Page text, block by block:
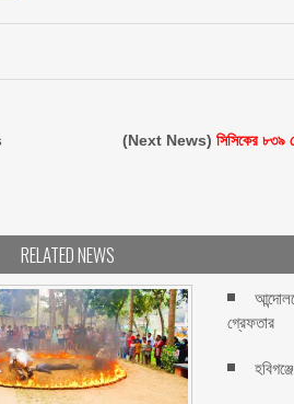
(Next News)সিসিকের ৮৩৯
RELATED NEWS
গ্রেফতার